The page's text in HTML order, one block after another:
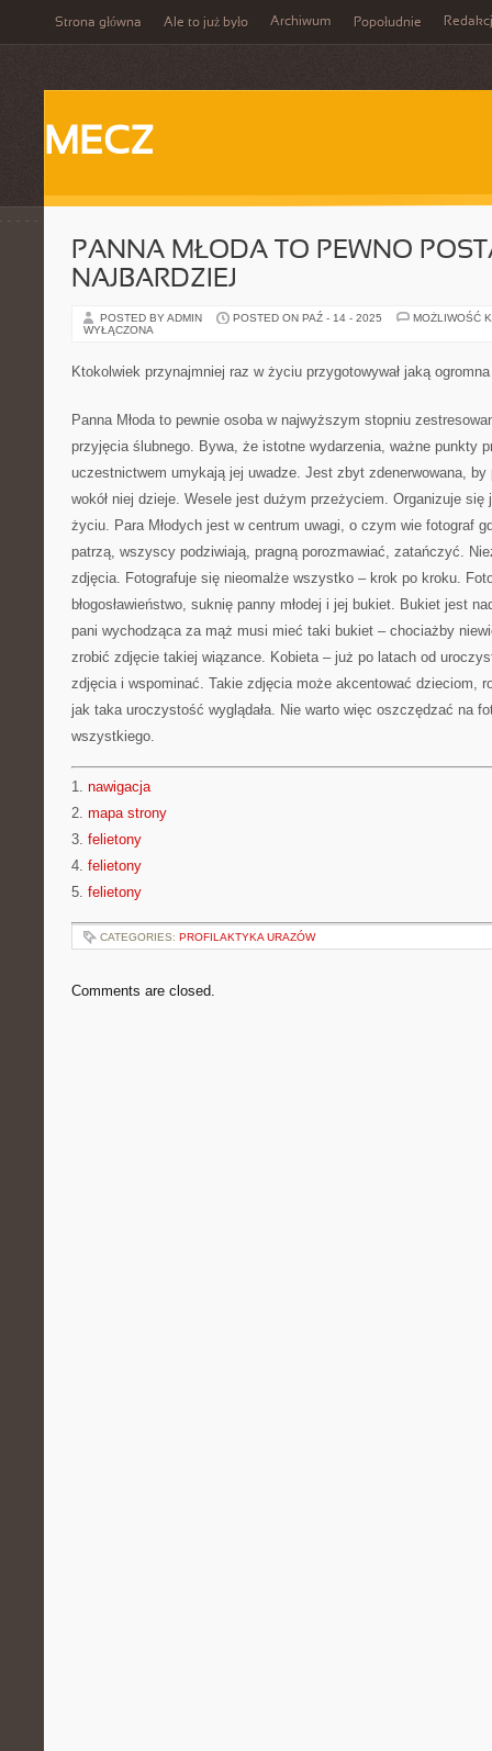
Strona główna Ale to już było Archiwum Popołudnie
MECZ
PANNA MŁODA TO PEWNO
NAJBARDZIEJ
POSTED BY ADMIN POSTED ON PAŹ - 14 - 2025
MOŻLIWOŚĆ
WYŁĄCZONA
Ktokolwiek przynajmniej raz w życiu przygotowywał jaką
Panna Młoda to pewnie osoba w najwyższym stopniu
przyjęcia ślubnego. Bywa, że istotne wydarzenia, ważne punkty
uczestnictwem umykają jej uwadze. Jest zbyt zdenerwowana,
wokół niej dzieje. Wesele jest dużym przeżyciem. Organizuje się
życiu. Para Młodych jest w centrum uwagi, o czym wie fotograf
patrzą, wszyscy podziwiają, pragną porozmawiać, zatańczyć.
zdjęcia. Fotografuje się nieomalże wszystko – krok po kroku.
błogosławieństwo, suknię panny młodej i jej bukiet. Bukiet jest
pani wychodząca za mąż musi mieć taki bukiet – chociażby
zrobić zdjęcie takiej wiązance. Kobieta – już po latach od
zdjęcia i wspominać. Takie zdjęcia może akcentować dzieciom,
jak taka uroczystość wyglądała. Nie warto więc oszczędzać na
wszystkiego.
1. nawigacja
2. mapa strony
3. felietony
4. felietony
5. felietony
CATEGORIES: PROFILAKTYKA URAZÓW
Comments are closed.